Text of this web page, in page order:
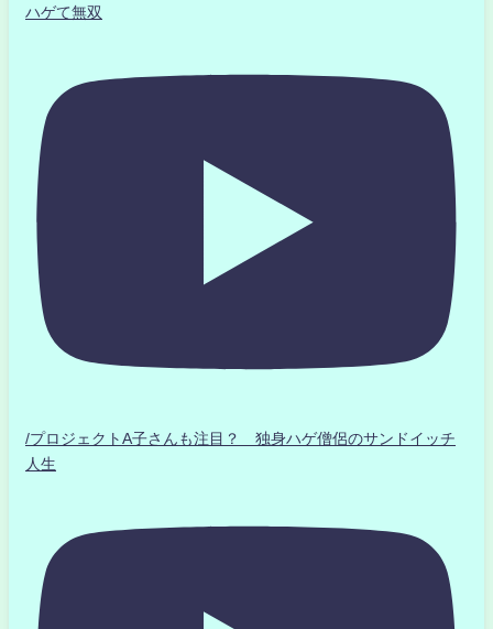
ハゲて無双
/プロジェクトA子さんも注目？ 独身ハゲ僧侶のサンドイッチ
人生